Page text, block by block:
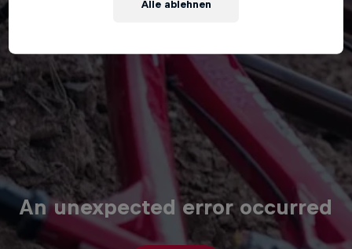
An unexpected error occurred
Alle ablehnen